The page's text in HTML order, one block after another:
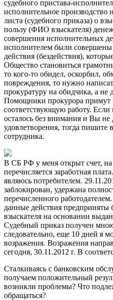
судебного пристава-
исполнительное производство
листа (судебного приказа) о
пользу (ФИО взыскателя)
совершения исполнительных
исполнителем были совершены
действия (бездействия),
Общество становиться
то кого-то обидел, оскорбил,
повреждения, то нужно
прокуратуру на обидчика, а не
Помощники прокурора примут
соответствующую работу. Если
осталось без внимания и Вы не
удовлетворения, тогда
сотрудника.
В СБ РФ у меня открыт счет,
перечисляется заработная
являюсь потребителем.
заблокирован, удержана
перечисленного
данные действия предприняты
взыскателя на основании
Судебный приказ получен
следовательно, еще 10 дней я
возражения. Возражения
сегодня, 30.11.2012 г. В
Сталкиваясь с банковским
получаем положительный
возникли проблемы? Что
обращаться?